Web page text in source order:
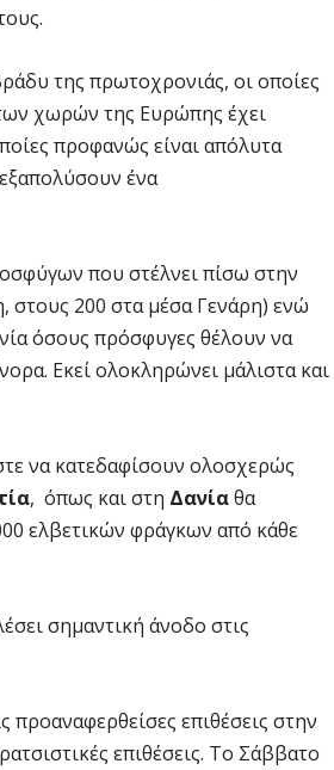
της πρωτοχρονιάς, οι οποίες
χωρών της Ευρώπης έχει
προφανώς είναι απόλυτα
ένα
που στέλνει πίσω στην
στους 200 στα μέσα Γενάρη) ενώ
όσους πρόσφυγες θέλουν να
Εκεί ολοκληρώνει μάλιστα και
να κατεδαφίσουν ολοσχερώς
, όπως και στη Δανίαθα
ελβετικών φράγκων από κάθε
σημαντική άνοδο στις
προαναφερθείσες επιθέσεις στην
επιθέσεις. Το Σάββατο